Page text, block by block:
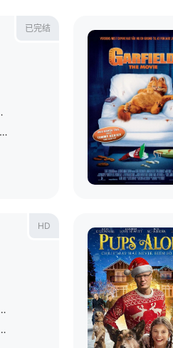
已完结
艾莎·辛德斯 / 肯尼斯·崔 /
史上最疯狂的救援任务要开始，本季救援团队会穿上宇航服，飞到太空，迎战前所未有的宇宙危机。
HD
伊安·艾伯克龙比 /
&amp;nbsp; &amp;nbsp; &amp;nbsp; &amp;nbsp; &amp;nbsp; &amp;nbsp; &amp;nbsp; &amp;n